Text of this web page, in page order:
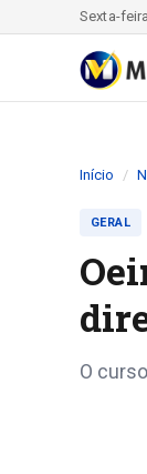
Sexta-
Início
GERAL
O